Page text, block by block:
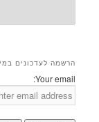
הרשמה לעדכונים
Your email: